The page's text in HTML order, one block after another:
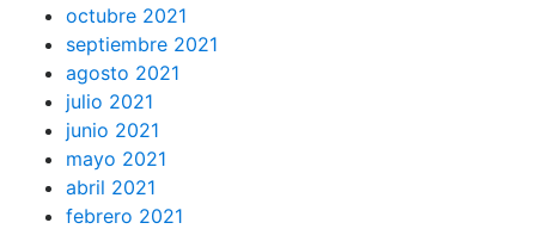
octubre 2021
septiembre 2021
agosto 2021
julio 2021
junio 2021
mayo 2021
abril 2021
febrero 2021